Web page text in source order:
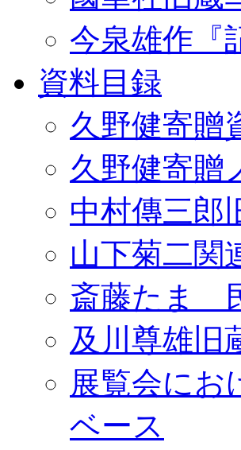
今泉雄作『
資料目録
久野健寄贈
久野健寄贈
中村傳三郎
山下菊二関
斎藤たま
及川尊雄旧
展覧会にお
ベース